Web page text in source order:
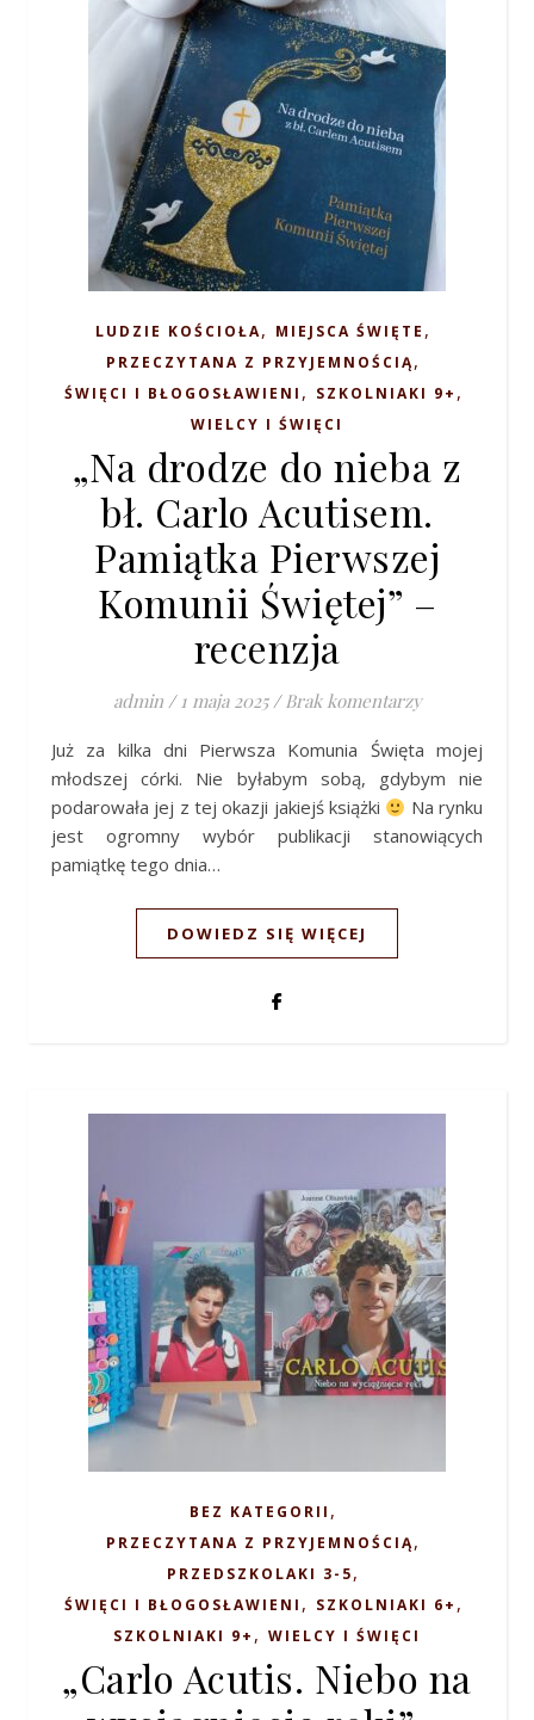
LUDZIE KOŚCIOŁA, MIEJSCA ŚWIĘTE ,
PRZECZYTANA Z PRZYJEMNOŚCIĄ,
ŚWIĘCI I BŁOGOSŁAWIENI , SZKOLNIAKI 9+ ,
WIELCY I ŚWIĘCI
„Na drodze do nieba z
bł. Carlo Acutisem.
Pamiątka Pierwszej
Komunii Świętej” –
recenzja
admin / 1 maja 2025 / Brak komentarzy
Już za kilka dni Pierwsza Komunia Święta mojej
młodszej córki. Nie byłabym sobą, gdybym nie
podarowała jej z tej okazji jakiejś książki
Na rynku
jest ogromny wybór publikacji stanowiących
pamiątkę tego dnia…
DOWIEDZ SIĘ WIĘCEJ
BEZ KATEGORII ,
PRZECZYTANA Z PRZYJEMNOŚCIĄ,
PRZEDSZKOLAKI 3-5,
ŚWIĘCI I BŁOGOSŁAWIENI , SZKOLNIAKI 6+ ,
SZKOLNIAKI 9+ , WIELCY I ŚWIĘCI
„Carlo Acutis. Niebo na